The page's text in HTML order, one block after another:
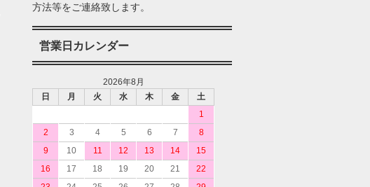
方法等をご連絡致します。
営業日カレンダー
2026年8月
日
月 火 水 木 金
土
1
2
3 4 5 6 7
8
9
10 11 12 13 14
15
16
17 18 19 20 21
22